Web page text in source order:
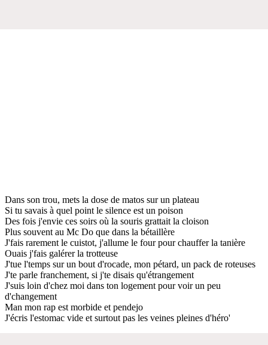
Dans son trou, mets la dose de matos sur un plateau
Si tu savais à quel point le silence est un poison
Des fois j'envie ces soirs où la souris grattait la cloison
Plus souvent au Mc Do que dans la bétaillère
J'fais rarement le cuistot, j'allume le four pour chauffer la tanière
Ouais j'fais galérer la trotteuse
J'tue l'temps sur un bout d'rocade, mon pétard, un pack de roteuses
J'te parle franchement, si j'te disais qu'étrangement
J'suis loin d'chez moi dans ton logement pour voir un peu
d'changement
Man mon rap est morbide et pendejo
J'écris l'estomac vide et surtout pas les veines pleines d'héro'